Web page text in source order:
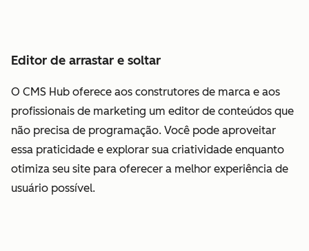
Editor de arrastar e soltar
O CMS Hub oferece aos construtores de marca e aos
profissionais de marketing um editor de conteúdos que
não precisa de programação. Você pode aproveitar
essa praticidade e explorar sua criatividade enquanto
otimiza seu site para oferecer a melhor experiência de
usuário possível.